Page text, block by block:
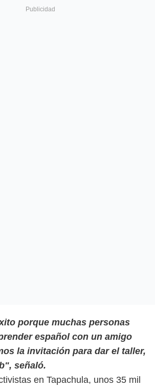
porque muchas personas
español con un amigo
la invitación para dar el taller,
señaló.
en Tapachula, unos 35 mil